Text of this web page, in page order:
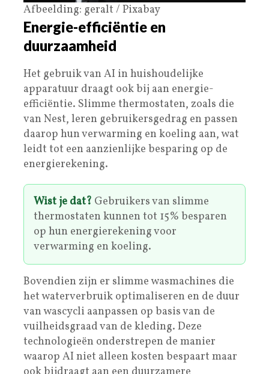
Afbeelding: geralt / Pixabay
Energie-efficiëntie en
duurzaamheid
Het gebruik van AI in huishoudelijke
apparatuur draagt ook bij aan energie-
efficiëntie. Slimme thermostaten, zoals die
van Nest, leren gebruikersgedrag en passen
daarop hun verwarming en koeling aan, wat
leidt tot een aanzienlijke besparing op de
energierekening.
Wist je dat? Gebruikers van slimme
thermostaten kunnen tot 15% besparen
op hun energierekening voor
verwarming en koeling.
Bovendien zijn er slimme wasmachines die
het waterverbruik optimaliseren en de duur
van wascycli aanpassen op basis van de
vuilheidsgraad van de kleding. Deze
technologieën onderstrepen de manier
waarop AI niet alleen kosten bespaart maar